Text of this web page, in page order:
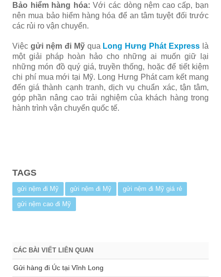
Bảo hiểm hàng hóa: Với các dòng nệm cao cấp, bạn
nên mua bảo hiểm hàng hóa để an tâm tuyệt đối trước
các rủi ro vận chuyển.
Việc gửi nệm đi Mỹqua Long Hưng Phát Express là
một giải pháp hoàn hảo cho những ai muốn giữ lại
những món đồ quý giá, truyền thống, hoặc để tiết kiệm
chi phí mua mới tại Mỹ. Long Hưng Phát cam kết mang
đến giá thành cạnh tranh, dịch vụ chuẩn xác, tận tâm,
góp phần nâng cao trải nghiệm của khách hàng trong
hành trình vận chuyển quốc tế.
TAGS
gửi nệm đi Mỹ gửi nệm đi Mỹ gửi nệm đi Mỹ giá rẻ
gửi nệm cao đi Mỹ
CÁC BÀI VIẾT LIÊN QUAN
Gửi hàng đi Úc tại Vĩnh Long